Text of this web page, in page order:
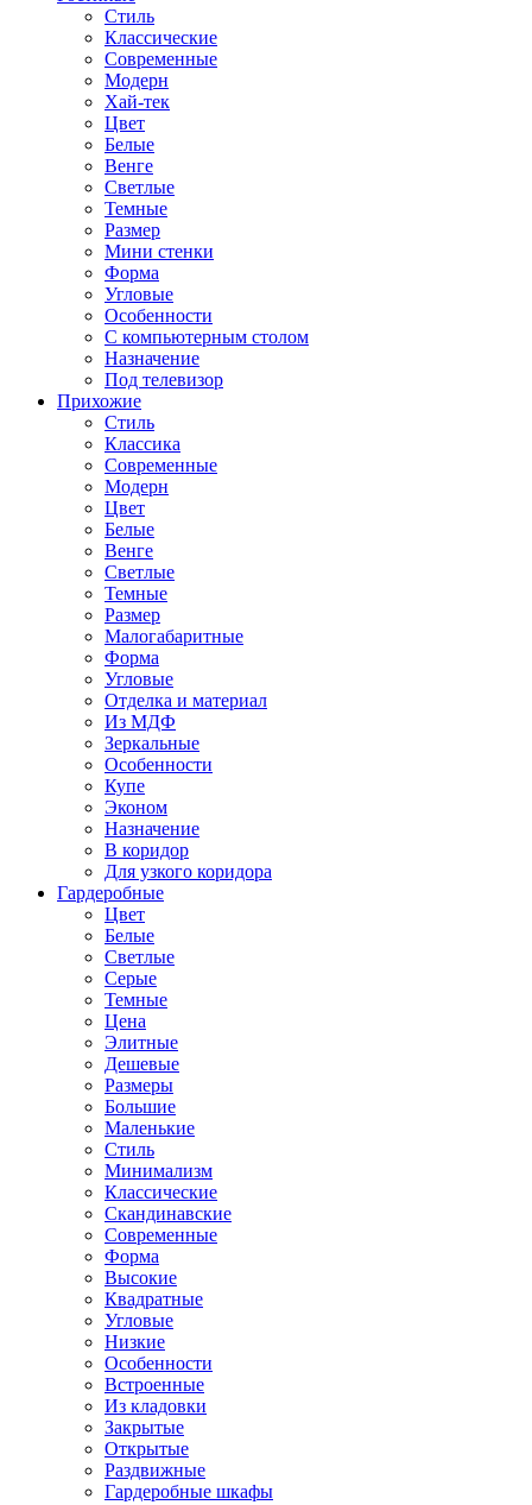
Стиль
Классические
Современные
Модерн
Хай-тек
Цвет
Белые
Венге
Светлые
Темные
Размер
Мини стенки
Форма
Угловые
Особенности
С компьютерным столом
Назначение
Под телевизор
Прихожие
Стиль
Классика
Современные
Модерн
Цвет
Белые
Венге
Светлые
Темные
Размер
Малогабаритные
Форма
Угловые
Отделка и материал
Из МДФ
Зеркальные
Особенности
Купе
Эконом
Назначение
В коридор
Для узкого коридора
Гардеробные
Цвет
Белые
Светлые
Серые
Темные
Цена
Элитные
Дешевые
Размеры
Большие
Маленькие
Стиль
Минимализм
Классические
Скандинавские
Современные
Форма
Высокие
Квадратные
Угловые
Низкие
Особенности
Встроенные
Из кладовки
Закрытые
Открытые
Раздвижные
Гардеробные шкафы